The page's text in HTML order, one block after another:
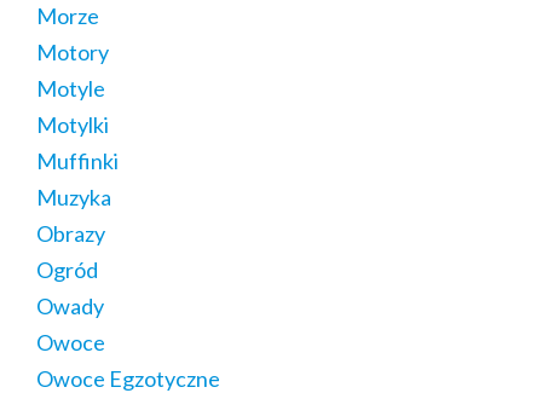
Morze
Motory
Motyle
Motylki
Muffinki
Muzyka
Obrazy
Ogród
Owady
Owoce
Owoce Egzotyczne